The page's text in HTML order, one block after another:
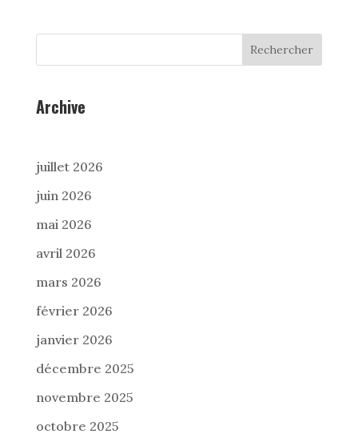
Rechercher
Archive
juillet 2026
juin 2026
mai 2026
avril 2026
mars 2026
février 2026
janvier 2026
décembre 2025
novembre 2025
octobre 2025